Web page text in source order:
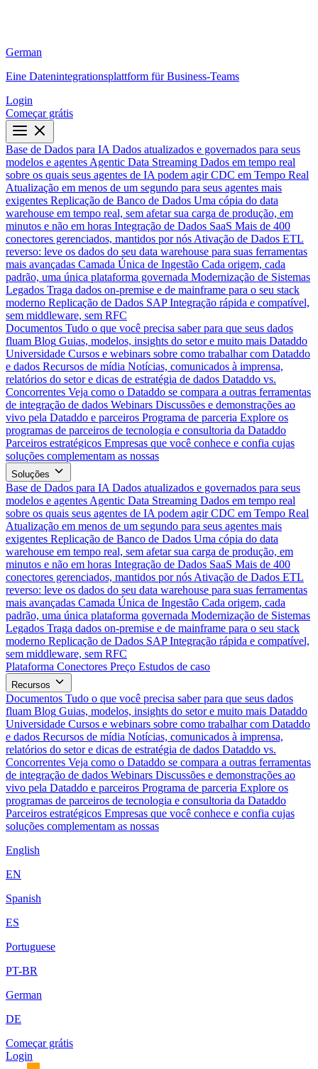
German
Eine Datenintegrationsplattform für Business-Teams
Login
Começar grátis
Base de Dados para IA Dados atualizados e governados para seus
modelos e agentes Agentic Data Streaming Dados em tempo real
sobre os quais seus agentes de IA podem agir CDC em Tempo Real
Atualização em menos de um segundo para seus agentes mais
exigentes Replicação de Banco de Dados Uma cópia do data
warehouse em tempo real, sem afetar sua carga de produção, em
minutos e não em horas Integração de Dados SaaS Mais de 400
conectores gerenciados, mantidos por nós Ativação de Dados ETL
reverso: leve os dados do seu data warehouse para suas ferramentas
mais avançadas Camada Única de Ingestão Cada origem, cada
padrão, uma única plataforma governada Modernização de Sistemas
Legados Traga dados on-premise e de mainframe para o seu stack
moderno Replicação de Dados SAP Integração rápida e compatível,
sem middleware, sem RFC
Documentos Tudo o que você precisa saber para que seus dados
fluam Blog Guias, modelos, insights do setor e muito mais Dataddo
Universidade Cursos e webinars sobre como trabalhar com Dataddo
e dados Recursos de mídia Notícias, comunicados à imprensa,
relatórios do setor e dicas de estratégia de dados Dataddo vs.
Concorrentes Veja como o Dataddo se compara a outras ferramentas
de integração de dados Webinars Discussões e demonstrações ao
vivo pela Dataddo e parceiros Programa de parceria Explore os
programas de parceiros de tecnologia e consultoria da Dataddo
Parceiros estratégicos Empresas que você conhece e confia cujas
soluções complementam as nossas
Soluções
Base de Dados para IA Dados atualizados e governados para seus
modelos e agentes Agentic Data Streaming Dados em tempo real
sobre os quais seus agentes de IA podem agir CDC em Tempo Real
Atualização em menos de um segundo para seus agentes mais
exigentes Replicação de Banco de Dados Uma cópia do data
warehouse em tempo real, sem afetar sua carga de produção, em
minutos e não em horas Integração de Dados SaaS Mais de 400
conectores gerenciados, mantidos por nós Ativação de Dados ETL
reverso: leve os dados do seu data warehouse para suas ferramentas
mais avançadas Camada Única de Ingestão Cada origem, cada
padrão, uma única plataforma governada Modernização de Sistemas
Legados Traga dados on-premise e de mainframe para o seu stack
moderno Replicação de Dados SAP Integração rápida e compatível,
sem middleware, sem RFC
Plataforma Conectores Preço Estudos de caso
Recursos
Documentos Tudo o que você precisa saber para que seus dados
fluam Blog Guias, modelos, insights do setor e muito mais Dataddo
Universidade Cursos e webinars sobre como trabalhar com Dataddo
e dados Recursos de mídia Notícias, comunicados à imprensa,
relatórios do setor e dicas de estratégia de dados Dataddo vs.
Concorrentes Veja como o Dataddo se compara a outras ferramentas
de integração de dados Webinars Discussões e demonstrações ao
vivo pela Dataddo e parceiros Programa de parceria Explore os
programas de parceiros de tecnologia e consultoria da Dataddo
Parceiros estratégicos Empresas que você conhece e confia cujas
soluções complementam as nossas
English
EN
Spanish
ES
Portuguese
PT-BR
German
DE
Começar grátis
Login